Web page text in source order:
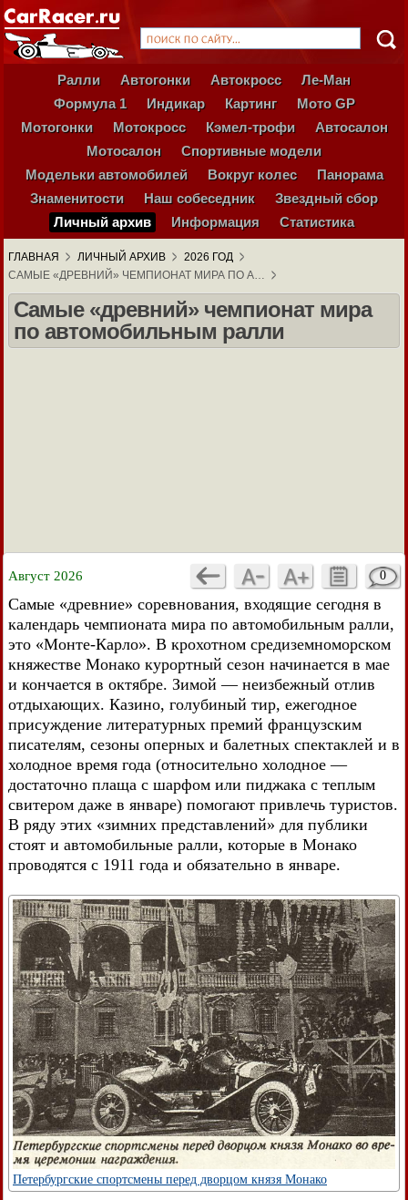
Ралли Автогонки Автокросс
Ле-Ман
Формула 1
Индикар Картинг
Мото GP
Мотогонки
Мотокросс Кэмел-трофи
Автосалон
Мотосалон
Спортивные модели
Модельки автомобилей
Вокруг колес
Панорама
Знаменитости
Наш собеседник
Звездный сбор
Личный архив
Информация Статистика
ГЛАВНАЯ ЛИЧНЫЙ АРХИВ
2026 ГОД
САМЫЕ «ДРЕВНИЙ» ЧЕМПИОНАТ МИРА ПО А…
Самые «древний» чемпионат мира
по автомобильным ралли
Август 2026 0
Самые «древние» соревнования, входящие сегодня в
календарь чемпионата мира по автомобильным ралли,
это «Монте-Карло». В крохотном средиземноморском
княжестве Монако курортный сезон начинается в мае
и кончается в октябре. Зимой — неизбежный отлив
отдыхающих. Казино, голубиный тир, ежегодное
присуждение литературных премий французским
писателям, сезоны оперных и балетных спектаклей и в
холодное время года (относительно холодное —
достаточно плаща с шарфом или пиджака с теплым
свитером даже в январе) помогают привлечь туристов.
В ряду этих «зимних представлений» для публики
стоят и автомобильные ралли, которые в Монако
проводятся с 1911 года и обязательно в январе.
Петербургские спортсмены перед дворцом князя Монако